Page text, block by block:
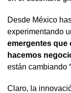
Desde México
experimentando
emergentes que
hacemos
están cambiando
Claro, la